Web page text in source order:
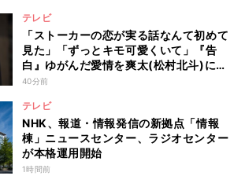
テレビ
「ストーカーの恋が実る話なんて初めて
見た」「ずっとキモ可愛くいて」『告
白』ゆがんだ愛情を爽太(松村北斗)に向
ける視聴者の声
40分前
テレビ
NHK、報道・情報発信の新拠点「情報
棟」ニュースセンター、ラジオセンター
が本格運用開始
1時間前